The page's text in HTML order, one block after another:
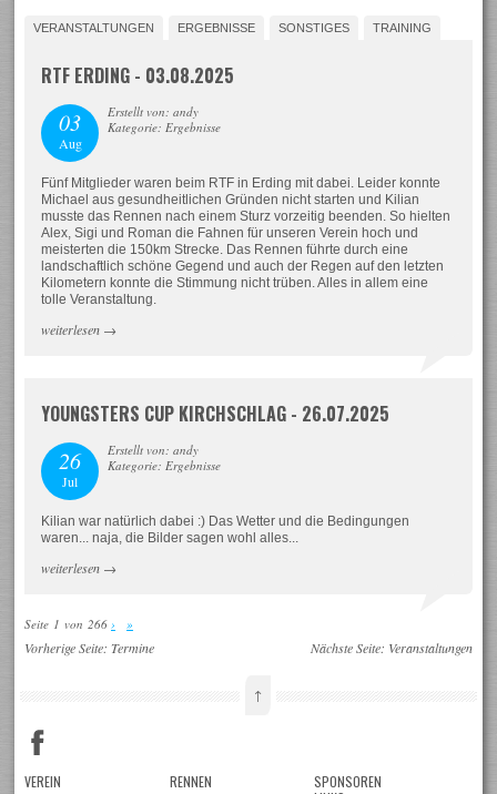
VERANSTALTUNGEN ERGEBNISSE SONSTIGES TRAINING
RTF ERDING - 03.08.2025
03
Aug
Erstellt von: andy
Kategorie: Ergebnisse
Fünf Mitglieder waren beim RTF in Erding mit dabei. Leider konnte
Michael aus gesundheitlichen Gründen nicht starten und Kilian
musste das Rennen nach einem Sturz vorzeitig beenden. So hielten
Alex, Sigi und Roman die Fahnen für unseren Verein hoch und
meisterten die 150km Strecke. Das Rennen führte durch eine
landschaftlich schöne Gegend und auch der Regen auf den letzten
Kilometern konnte die Stimmung nicht trüben. Alles in allem eine
tolle Veranstaltung.
weiterlesen →
YOUNGSTERS CUP KIRCHSCHLAG - 26.07.2025
26
Jul
Erstellt von: andy
Kategorie: Ergebnisse
Kilian war natürlich dabei :) Das Wetter und die Bedingungen
waren... naja, die Bilder sagen wohl alles...
weiterlesen →
Seite 1 von 266 › »
Vorherige Seite:Termine Nächste Seite: Veranstaltungen
↑
VEREIN RENNEN
SPONSOREN